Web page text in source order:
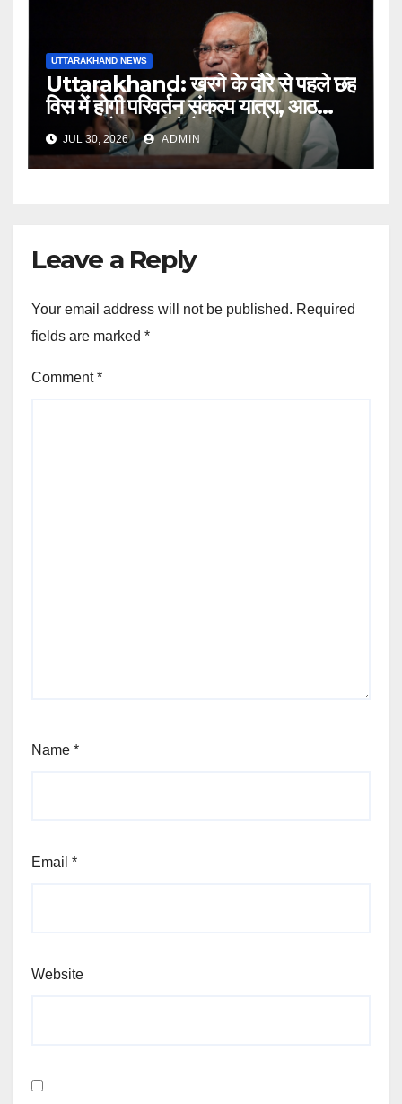
UTTARAKHAND NEWS
Uttarakhand: खरगे के दौरे से पहले छह
विस में होगी परिवर्तन संकल्प यात्रा, आठ
अगस्त को हल्द्वानी में रैली
JUL 30, 2026 ADMIN
Leave a Reply
Your email address will not be published. Required
fields are marked *
Comment*
Name *
Email *
Website